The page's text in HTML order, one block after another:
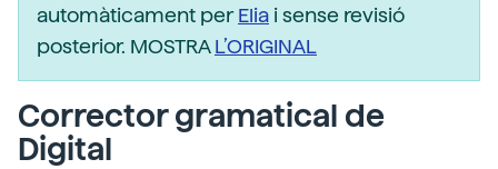
automàticament perElia i sense revisió
posterior. MOSTRAL’ORIGINAL
Corrector gramatical de
Digital